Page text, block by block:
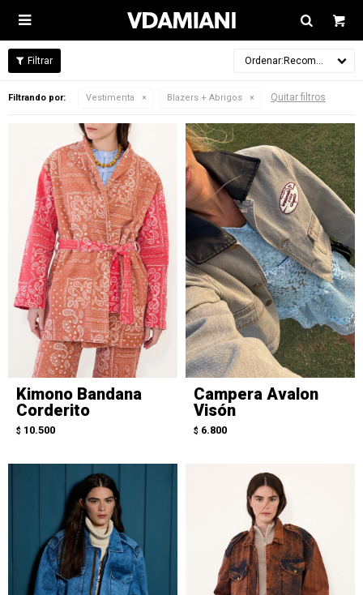

Recomendados
Filtrando por: Vestimenta Blazers + Abrigos Quitar filtros
Kimono Bandana
Corderito
$ 10.500
Campera Avalon
Visón
$ 6.800